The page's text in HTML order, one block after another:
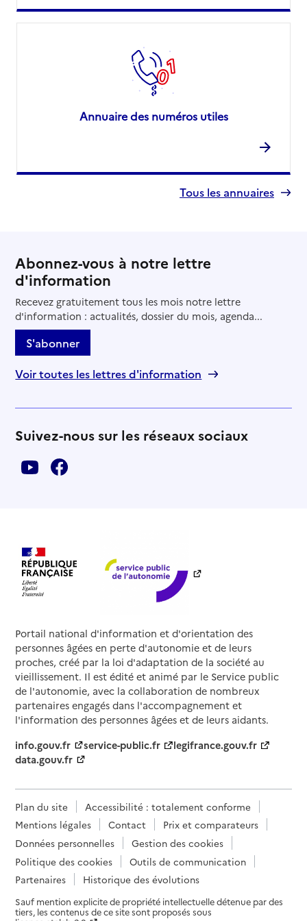
Annuaire des numéros utiles
Tous les annuaires
Abonnez-vous à notre lettre
d'information
Recevez gratuitement tous les mois notre lettre
d'information : actualités, dossier du mois, agenda...
S'abonner
Voir toutes les lettres d'information
Suivez-nous sur les réseaux sociaux
Portail national d'information et d'orientation des
personnes âgées en perte d'autonomie et de leurs
proches, créé par la loi d'adaptation de la société au
vieillissement. Il est édité et animé par le Service public
de l'autonomie, avec la collaboration de nombreux
partenaires engagés dans l'accompagnement et
l'information des personnes âgées et de leurs aidants.
info.gouv.fr
service-public.fr
legifrance.gouv.fr
data.gouv.fr
Plan du site
Accessibilité : totalement conforme
Mentions légales
Contact
Prix et comparateurs
Données personnelles
Gestion des cookies
Politique des cookies
Outils de communication
Partenaires
Historique des évolutions
Sauf mention explicite de propriété intellectuelle détenue par des
tiers, les contenus de ce site sont proposés sous